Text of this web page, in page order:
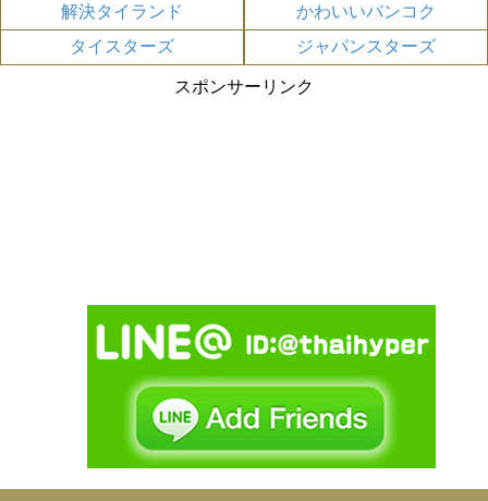
解決タイランド
かわいいバンコク
タイスターズ
ジャパンスターズ
スポンサーリンク